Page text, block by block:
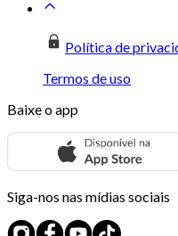
Política de
Termos de uso
Baixe o app
Siga-nos nas mídias sociais